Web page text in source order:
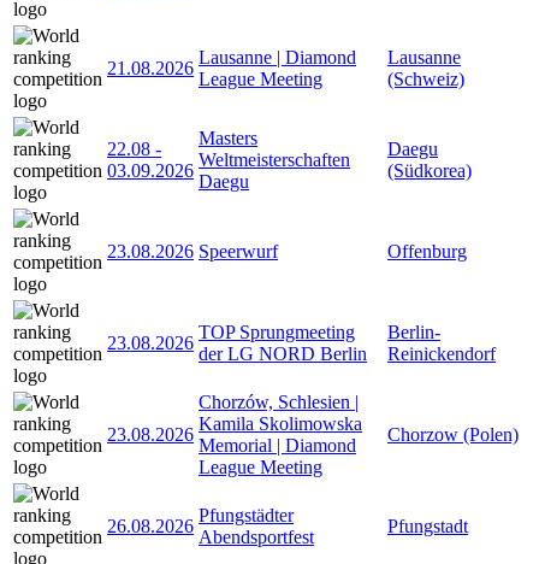
21.08.2026
Lausanne | Diamond
League Meeting
Lausanne
(Schweiz)
22.08 -
03.09.2026
Masters
Weltmeisterschaften
Daegu
Daegu
(Südkorea)
23.08.2026 Speerwurf Offenburg
23.08.2026
TOP Sprungmeeting
der LG NORD Berlin
Berlin-
Reinickendorf
23.08.2026
Chorzów, Schlesien |
Kamila Skolimowska
Memorial | Diamond
League Meeting
Chorzow (Polen)
26.08.2026
Pfungstädter
Abendsportfest
Pfungstadt